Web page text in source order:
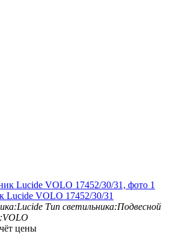
Lucide VOLO 17452/30/31
Lucide Тип светильника:Подвесной
VOLO
цены